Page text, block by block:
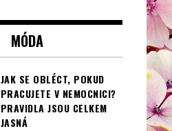
MÓDA
JAK SE OBLÉCT, POKUD
PRACUJETE V NEMOCNICI?
PRAVIDLA JSOU CELKEM
JASNÁ